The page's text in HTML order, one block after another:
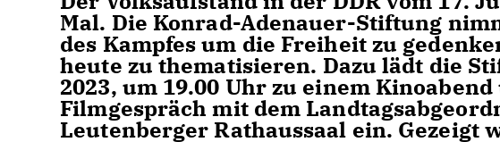
Mal. Die Konrad-Adenauer-Stiftung
des Kampfes um die Freiheit zu
heute zu thematisieren. Dazu lädt die
2023, um 19.00 Uhr zu einem
Filmgespräch mit dem
Leutenberger Rathaussaal ein. Gezeigt